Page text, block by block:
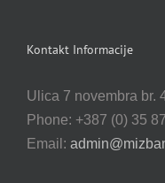
Kontakt Informacije
Ulica 7 novembra br.
Phone: +387 (0) 35
Email: